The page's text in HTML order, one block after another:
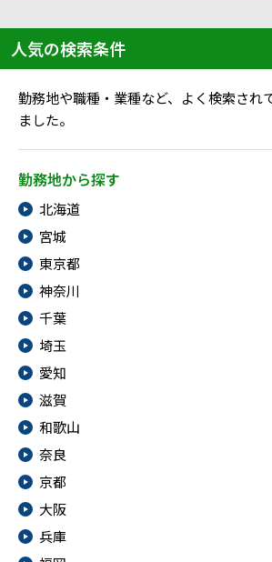
人気の検索条件
勤務地や職種・業種など、よく検索され
ました。
勤務地から探す
北海道
宮城
東京都
神奈川
千葉
埼玉
愛知
滋賀
和歌山
奈良
京都
大阪
兵庫